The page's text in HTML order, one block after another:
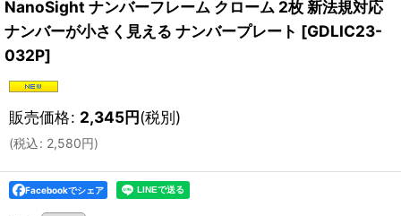
NanoSight ナンバーフレーム クローム 2枚 新法規対応
ナンバーが小さく見える ナンバープレート [GDLIC23-
032P]
販売価格: 2,345円(税別)
(税込: 2,580円)
Facebookでシェア